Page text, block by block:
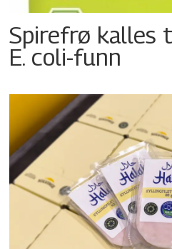
Spirefrø kalles
E. coli-funn